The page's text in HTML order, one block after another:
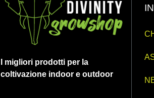
I migliori prodotti per la
coltivazione indoor e outdoor